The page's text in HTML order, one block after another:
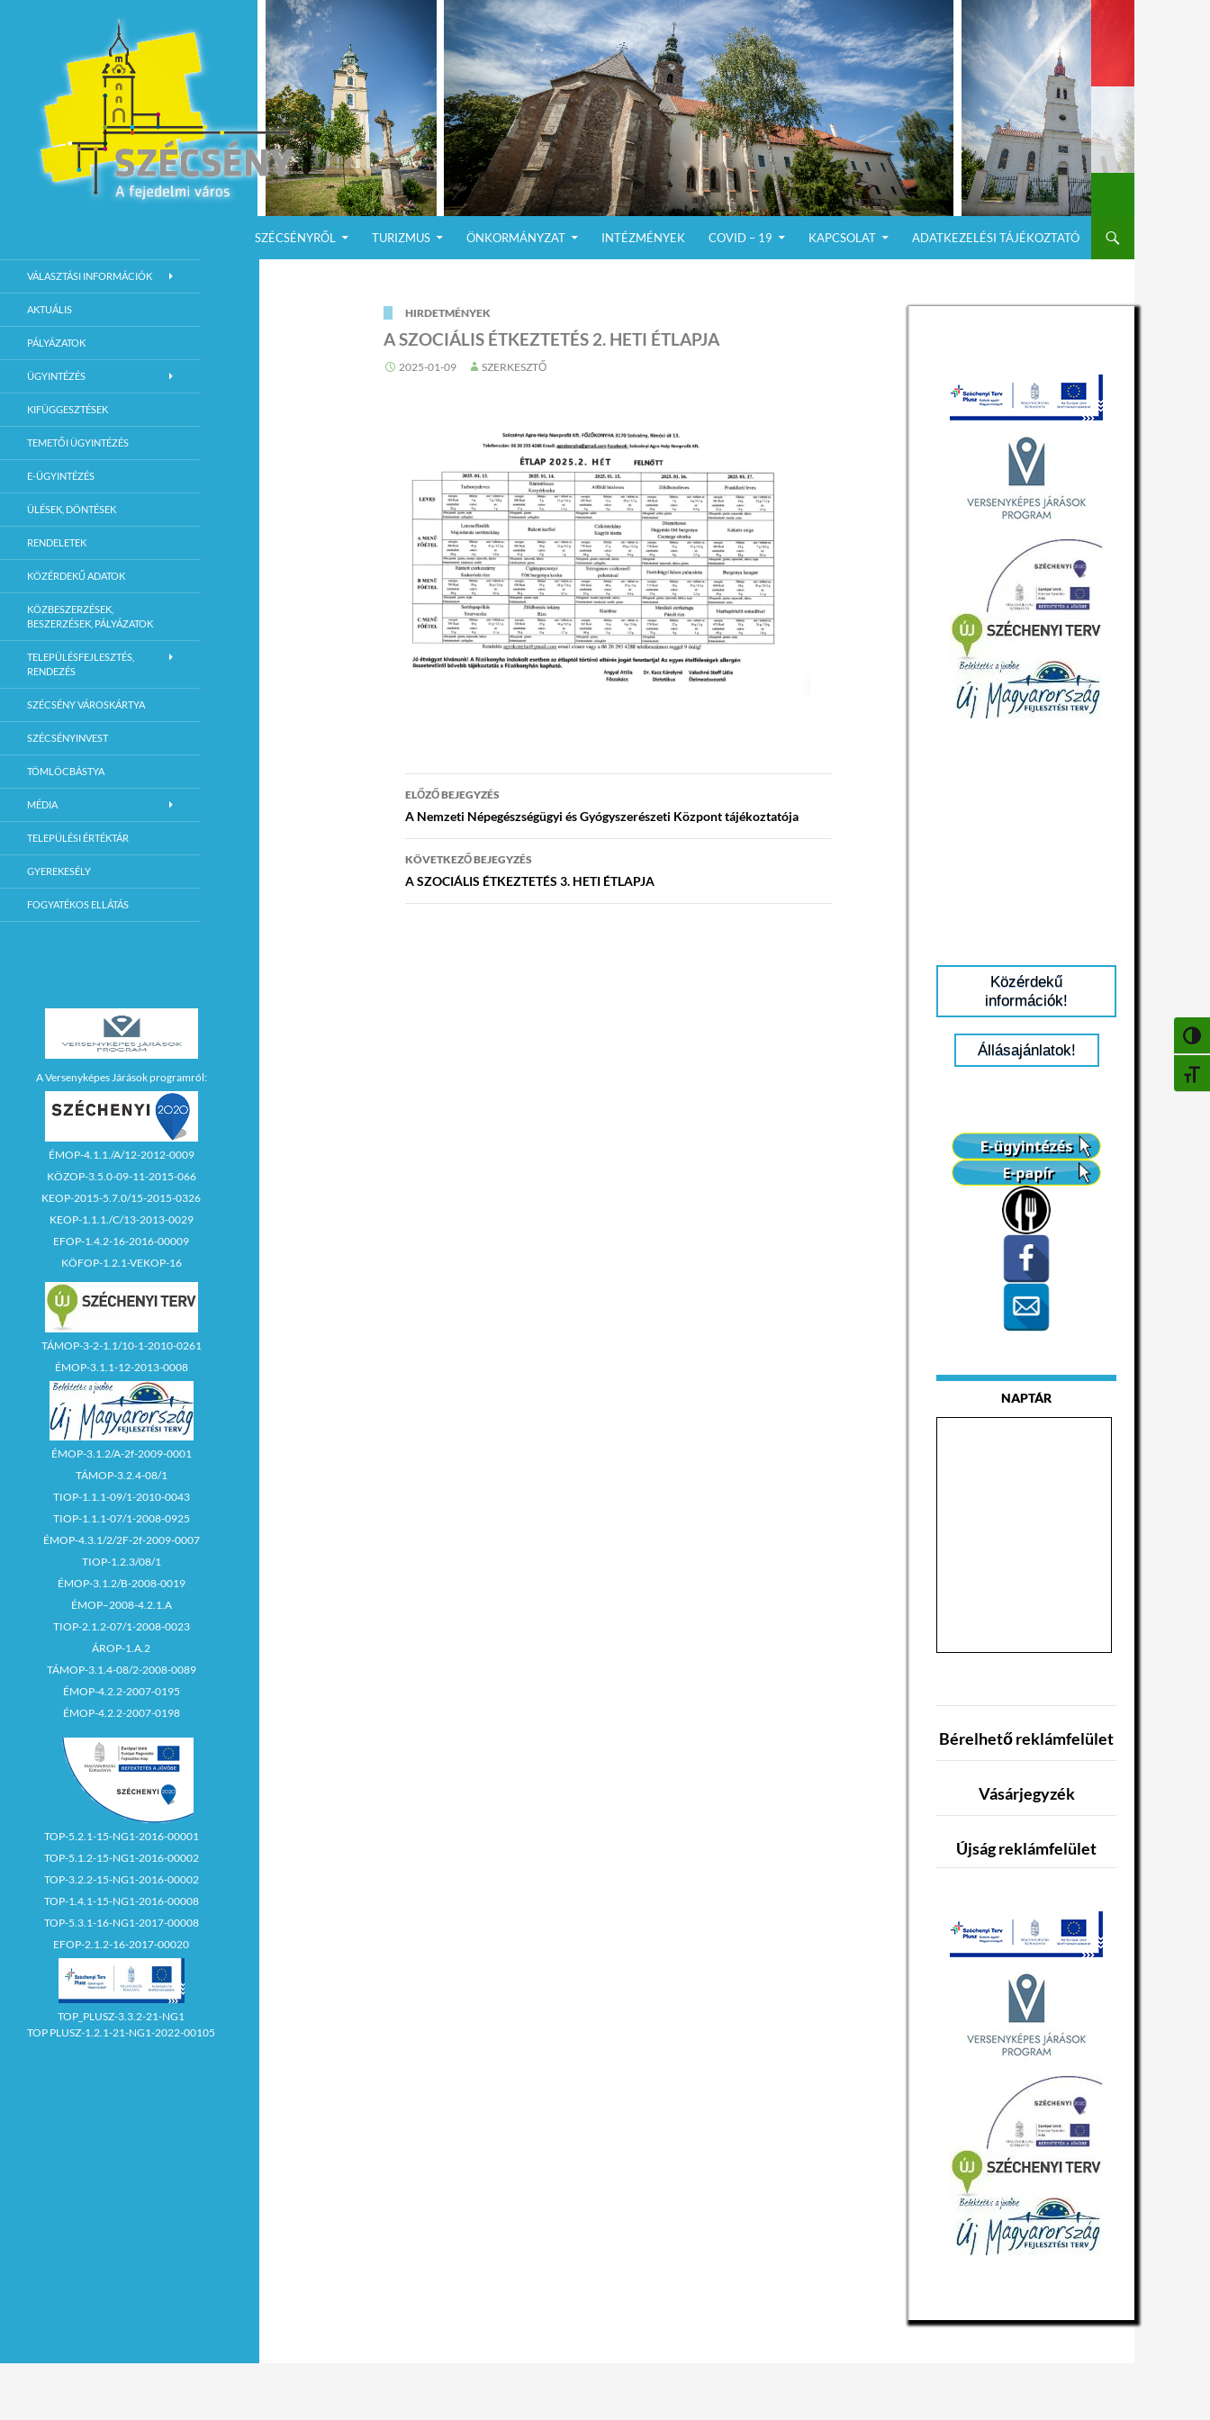
SZÉCSÉNYRŐL
TURIZMUS ÖNKORMÁNYZAT INTÉZMÉNYEK COVID – 19 KAPCSOLAT ADATKEZELÉSI TÁJÉKOZTATÓ
HIRDETMÉNYEK
A SZOCIÁLIS ÉTKEZTETÉS 2. HETI ÉTLAPJA
2025-01-09 SZERKESZTŐ
Bejegyzés
navigáció
ELŐZŐ BEJEGYZÉS
A Nemzeti Népegészségügyi és Gyógyszerészeti Központ tájékoztatója
KÖVETKEZŐ BEJEGYZÉS
A SZOCIÁLIS ÉTKEZTETÉS 3. HETI ÉTLAPJA
Közérdekű
információk!
Állásajánlatok!
NAPTÁR
Bérelhető reklámfelület
Vásárjegyzék
Újság reklámfelület
Szécsény Város Hivatalos Weboldala
VÁLASZTÁSI INFORMÁCIÓK
AKTUÁLIS
PÁLYÁZATOK
ÜGYINTÉZÉS
KIFÜGGESZTÉSEK
TEMETŐI ÜGYINTÉZÉS
E-ÜGYINTÉZÉS
ÜLÉSEK, DÖNTÉSEK
RENDELETEK
KÖZÉRDEKŰ ADATOK
KÖZBESZERZÉSEK,
BESZERZÉSEK, PÁLYÁZATOK
TELEPÜLÉSFEJLESZTÉS,
RENDEZÉS
SZÉCSÉNY VÁROSKÁRTYA
SZÉCSÉNYINVEST
TÖMLÖCBÁSTYA
MÉDIA
TELEPÜLÉSI ÉRTÉKTÁR
GYEREKESÉLY
FOGYATÉKOS ELLÁTÁS
A Versenyképes Járások programról:
ÉMOP-4.1.1./A/12-2012-0009
KÖZOP-3.5.0-09-11-2015-066
KEOP-2015-5.7.0/15-2015-0326
KEOP-1.1.1./C/13-2013-0029
EFOP-1.4.2-16-2016-00009
KÖFOP-1.2.1-VEKOP-16
TÁMOP-3-2-1.1/10-1-2010-0261
ÉMOP-3.1.1-12-2013-0008
ÉMOP-3.1.2/A-2f-2009-0001
TÁMOP-3.2.4-08/1
TIOP-1.1.1-09/1-2010-0043
TIOP-1.1.1-07/1-2008-0925
ÉMOP-4.3.1/2/2F-2f-2009-0007
TIOP-1.2.3/08/1
ÉMOP-3.1.2/B-2008-0019
ÉMOP–2008-4.2.1.A
TIOP-2.1.2-07/1-2008-0023
ÁROP-1.A.2
TÁMOP-3.1.4-08/2-2008-0089
ÉMOP-4.2.2-2007-0195
ÉMOP-4.2.2-2007-0198
TOP-5.2.1-15-NG1-2016-00001
TOP-5.1.2-15-NG1-2016-00002
TOP-3.2.2-15-NG1-2016-00002
TOP-1.4.1-15-NG1-2016-00008
TOP-5.3.1-16-NG1-2017-00008
EFOP-2.1.2-16-2017-00020
TOP_PLUSZ-3.3.2-21-NG1
TOP PLUSZ-1.2.1-21-NG1-2022-00105